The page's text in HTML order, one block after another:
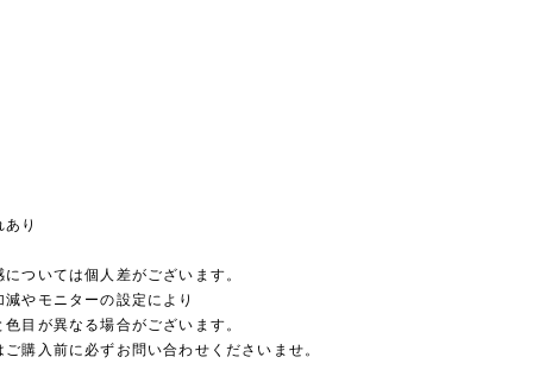
り
ついては個人差がございます。
やモニターの設定により
目が異なる場合がございます。
購入前に必ずお問い合わせくださいませ。